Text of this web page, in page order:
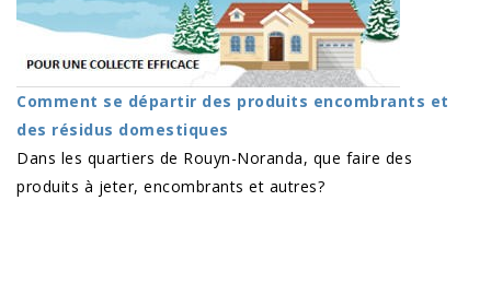
Comment se départir des produits encombrants et
des résidus domestiques
Dans les quartiers de Rouyn-Noranda, que faire des
produits à jeter, encombrants et autres?